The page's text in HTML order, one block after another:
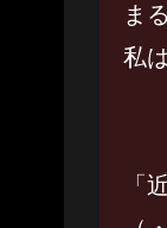
まる
私は
「近